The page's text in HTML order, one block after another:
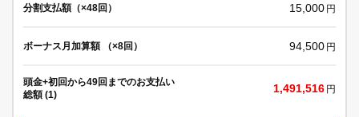
分割支払額（×48回） 15,000 円
ボーナス月加算額 （×8回） 94,500 円
頭金+初回から49回までのお支払い
総額 (1)
1,491,516 円